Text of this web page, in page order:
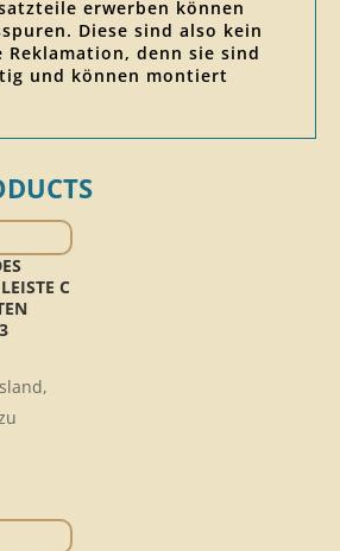
erwerben können
Diese sind also kein
Reklamation, denn sie sind
und können montiert
C